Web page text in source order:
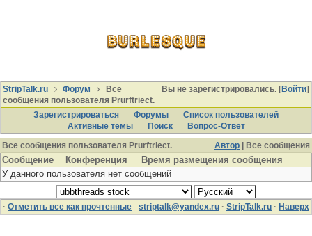
Вы не зарегистрировались. [Войти]
StripTalk.ru Форум
Все
сообщения пользователя Prurftriect.
Зарегистрироваться
Форумы
Список пользователей
Активные темы
Поиcк
Вопрос-Ответ
Автор | Все сообщения
Все сообщения пользователя Prurftriect.
Сообщение Конференция
Время размещения сообщения
У данного пользователя нет сообщений
· Отметить все как прочтенные striptalk@yandex.ru · StripTalk.ru · Наверх